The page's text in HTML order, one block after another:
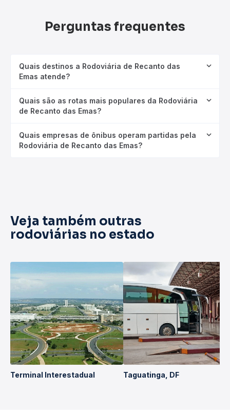
Perguntas frequentes
Quais destinos a Rodoviária de Recanto das
Emas atende?
Quais são as rotas mais populares da Rodoviária
de Recanto das Emas?
Quais empresas de ônibus operam partidas pela
Rodoviária de Recanto das Emas?
Veja também outras
rodoviárias no estado
Terminal Interestadual Taguatinga, DF